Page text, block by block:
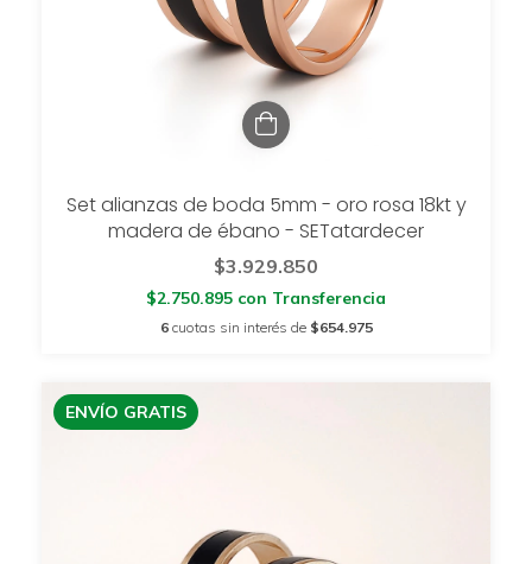
Set alianzas de boda 5mm - oro rosa 18kt y
madera de ébano - SETatardecer
$3.929.850
$2.750.895 con Transferencia
6 cuotas sin interés de $654.975
ENVÍO GRATIS